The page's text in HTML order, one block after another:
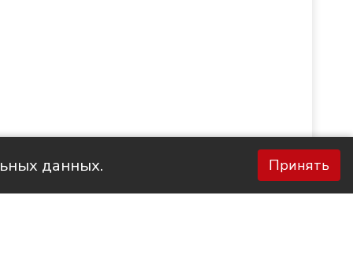
данных. Принять